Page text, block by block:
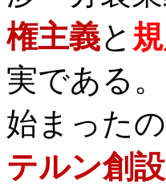
権主義と
実である
始まった
テルン創設